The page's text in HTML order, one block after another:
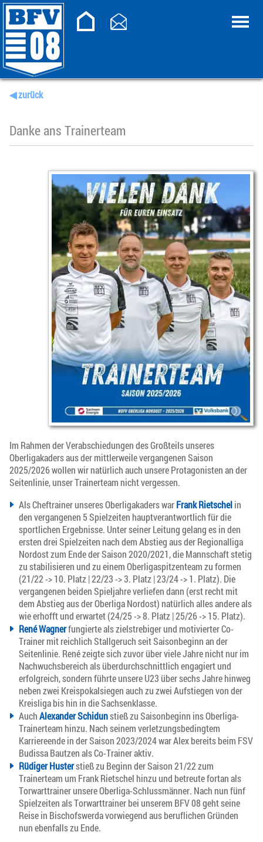
◀ zurück
Danke ans Trainerteam
Im Rahmen der Verabschiedungen des Großteils unseres
Oberligakaders aus der mittlerweile vergangenen Saison
2025/2026 wollen wir natürlich auch unsere Protagonisten an der
Seitenlinie, unser Trainerteam nicht vergessen.
Als Cheftrainer unseres Oberligakaders warFrank Rietschelin
den vergangenen 5 Spielzeiten hauptverantwortlich für die
sportlichen Ergebnisse. Unter seiner Leitung gelang es in den
ersten drei Spielzeiten nach dem Abstieg aus der Regionalliga
Nordost zum Ende der Saison 2020/2021, die Mannschaft stetig
zu stabilisieren und zu einem Oberligaspitzenteam zu formen
(21/22 -> 10. Platz | 22/23 -> 3. Platz | 23/24 -> 1. Platz). Die
vergangenen beiden Spieljahre verliefen dann (erst recht mit
dem Abstieg aus der Oberliga Nordost) natürlich alles andere als
wie erhofft und erwartet (24/25 -> 8. Platz | 25/26 -> 15. Platz).
René Wagnerfungierte als zielstrebiger und motivierter Co-
Trainer mit reichlich Stallgeruch seit Saisonbeginn an der
Seitenlinie. René zeigte sich zuvor über viele Jahre nicht nur im
Nachwuchsbereich als überdurchschnittlich engagiert und
erfolgreich, sondern führte unsere U23 über sechs Jahre hinweg
neben zwei Kreispokalsiegen auch zu zwei Aufstiegen von der
Kreisliga bis hin in die Sachsenklasse.
AuchAlexander Schidunstieß zu Saisonbeginn ins Oberliga-
Trainerteam hinzu. Nach seinem verletzungsbedingtem
Karriereende in der Saison 2023/2024 war Alex bereits beim FSV
Budissa Bautzen als Co-Trainer aktiv.
Rüdiger Husterstieß zu Beginn der Saison 21/22 zum
Trainerteam um Frank Rietschel hinzu und betreute fortan als
Torwarttrainer unsere Oberliga-Schlussmänner. Nach nun fünf
Spielzeiten als Torwarttrainer bei unserem BFV 08 geht seine
Reise in Bischofswerda vorwiegend aus beruflichen Gründen
nun ebenfalls zu Ende.